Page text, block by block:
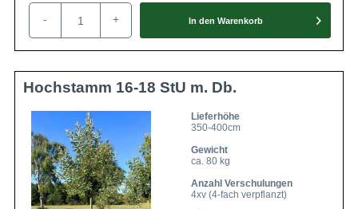
- + In den Warenkorb
Hochstamm 16-18 StU m. Db.
Lieferhöhe
350-400cm
Gewicht
ca. 80 kg
Anzahl Verschulungen
4xv (4-fach verpflanzt)